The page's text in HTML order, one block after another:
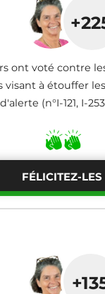
ont voté contre
visant à étouffer
(n°I-121, I-
FÉLICITEZ-LES